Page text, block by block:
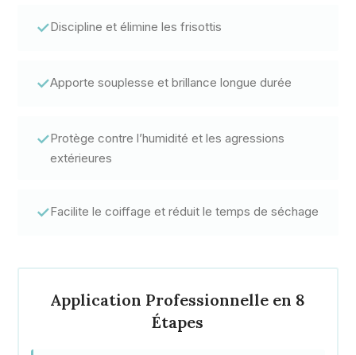
✓Discipline et élimine les frisottis
✓Apporte souplesse et brillance longue durée
✓Protège contre l’humidité et les agressions
extérieures
✓Facilite le coiffage et réduit le temps de séchage
Application Professionnelle en 8
Étapes